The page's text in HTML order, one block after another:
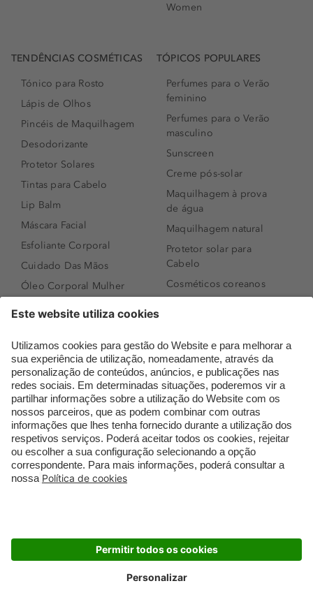
Women
TENDÊNCIAS COSMÉTICAS
Tónico para Rosto
Lápis de Olhos
Pincéis de Maquilhagem
Desodorizante
Protetor Solares
Tintas para Cabelo
Lip Balm
Máscara Facial
Esfoliante Corporal
Cuidado Das Mãos
Óleo Corporal Mulher
Sérum de Rosto
Body mist & Spray
corporal
Produtos para Cabelo
Homem
Espuma de Limpeza
Facial
Dermocosmética
TÓPICOS POPULARES
Perfumes para o Verão
feminino
Perfumes para o Verão
masculino
Sunscreen
Creme pós-solar
Maquilhagem à prova
de água
Maquilhagem natural
Protetor solar para
Cabelo
Cosméticos coreanos
Perfumes árabes
Novidades
Melhores Perfumes
Femininos
TOP 10: Perfumes
Masculinos
Pestanas Postiças
Creme Rosto Homem
Embalagens Sustentáveis